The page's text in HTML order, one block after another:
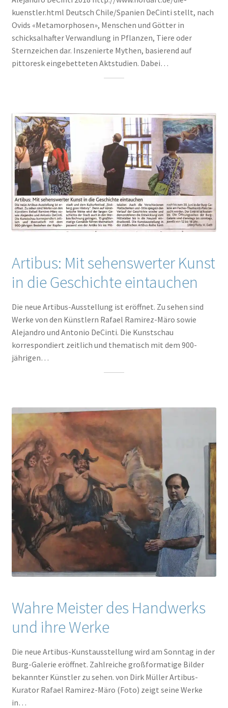
kuenstler.html Deutsch Chile/Spanien DeCinti stellt, nach
Ovids «Metamorphosen», Menschen und Götter in
schicksalhafter Verwandlung in Pflanzen, Tiere oder
Sternzeichen dar. Inszenierte Mythen, basierend auf
pittoresk eingebetteten Aktstudien. Dabei…
Artibus: Mit sehenswerter Kunst
in die Geschichte eintauchen
Die neue Artibus-Ausstellung ist eröffnet. Zu sehen sind
Werke von den Künstlern Rafael Ramirez-Märo sowie
Alejandro und Antonio DeCinti. Die Kunstschau
korrespondiert zeitlich und thematisch mit dem 900-
jährigen…
Wahre Meister des Handwerks
und ihre Werke
Die neue Artibus-Kunstausstellung wird am Sonntag in der
Burg-Galerie eröffnet. Zahlreiche großformatige Bilder
bekannter Künstler zu sehen. von Dirk Müller Artibus-
Kurator Rafael Ramirez-Märo (Foto) zeigt seine Werke
in…